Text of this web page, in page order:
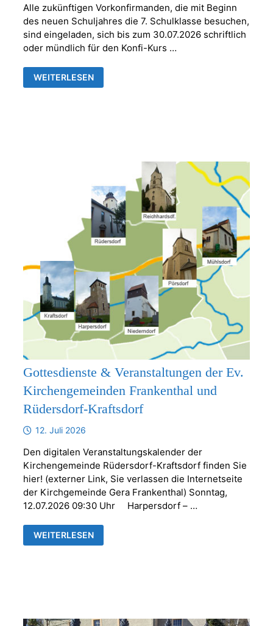
Alle zukünftigen Vorkonfirmanden, die mit Beginn
des neuen Schuljahres die 7. Schulklasse besuchen,
sind eingeladen, sich bis zum 30.07.2026 schriftlich
oder mündlich für den Konfi-Kurs …
ANMELDUNG
VORKONFIRMANDEN
WEITERLESEN
Gottesdienste & Veranstaltungen der Ev.
Kirchengemeinden Frankenthal und
Rüdersdorf-Kraftsdorf
12. Juli 2026
Den digitalen Veranstaltungskalender der
Kirchengemeinde Rüdersdorf-Kraftsdorf finden Sie
hier! (externer Link, Sie verlassen die Internetseite
der Kirchgemeinde Gera Frankenthal) Sonntag,
12.07.2026 09:30 Uhr Harpersdorf – …
GOTTESDIENSTE
&
WEITERLESEN